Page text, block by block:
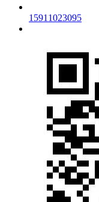
15911023095